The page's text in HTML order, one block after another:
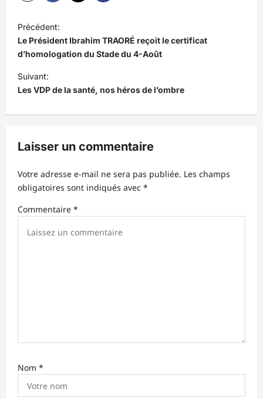
N
a
v
i
g
a
i
n
d
’
Précédent:
Le Président Ibrahim TRAORÉ reçoit le certificat
d’homologation du Stade du 4-Août
Suivant:
Les VDP de la santé, nos héros de l’ombre
Laisser un commentaire
Votre adresse e-mail ne sera pas publiée. Les champs
obligatoires sont indiqués avec *
Commentaire *
Nom *